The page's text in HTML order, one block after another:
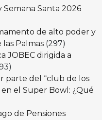
Semana Santa 2026
de alto poder y
Palmas (297)
JOBEC dirigida a
parte del “club de los
el Super Bowl: ¿Qué
de Pensiones